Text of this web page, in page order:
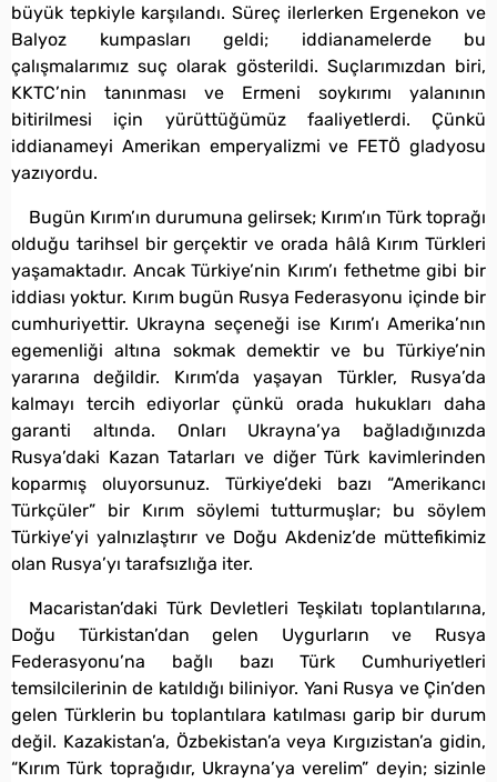
büyük tepkiyle karşılandı. Süreç ilerlerken Ergenekon ve
Balyoz kumpasları geldi; iddianamelerde bu
çalışmalarımız suç olarak gösterildi. Suçlarımızdan biri,
KKTC’nin tanınması ve Ermeni soykırımı yalanının
bitirilmesi için yürüttüğümüz faaliyetlerdi. Çünkü
iddianameyi Amerikan emperyalizmi ve FETÖ gladyosu
yazıyordu.
Bugün Kırım’ın durumuna gelirsek; Kırım’ın Türk toprağı
olduğu tarihsel bir gerçektir ve orada hâlâ Kırım Türkleri
yaşamaktadır. Ancak Türkiye’nin Kırım’ı fethetme gibi bir
iddiası yoktur. Kırım bugün Rusya Federasyonu içinde bir
cumhuriyettir. Ukrayna seçeneği ise Kırım’ı Amerika’nın
egemenliği altına sokmak demektir ve bu Türkiye’nin
yararına değildir. Kırım’da yaşayan Türkler, Rusya’da
kalmayı tercih ediyorlar çünkü orada hukukları daha
garanti altında. Onları Ukrayna’ya bağladığınızda
Rusya’daki Kazan Tatarları ve diğer Türk kavimlerinden
koparmış oluyorsunuz. Türkiye’deki bazı “Amerikancı
Türkçüler” bir Kırım söylemi tutturmuşlar; bu söylem
Türkiye’yi yalnızlaştırır ve Doğu Akdeniz’de müttefikimiz
olan Rusya’yı tarafsızlığa iter.
Macaristan’daki Türk Devletleri Teşkilatı toplantılarına,
Doğu Türkistan’dan gelen Uygurların ve Rusya
Federasyonu’na bağlı bazı Türk Cumhuriyetleri
temsilcilerinin de katıldığı biliniyor. Yani Rusya ve Çin’den
gelen Türklerin bu toplantılara katılması garip bir durum
değil. Kazakistan’a, Özbekistan’a veya Kırgızistan’a gidin,
“Kırım Türk toprağıdır, Ukrayna’ya verelim” deyin; sizinle